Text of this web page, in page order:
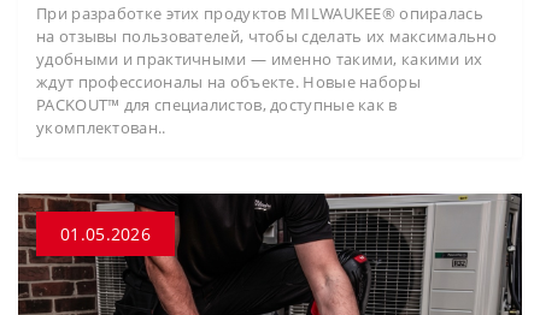
При разработке этих продуктов MILWAUKEE® опиралась
на отзывы пользователей, чтобы сделать их максимально
удобными и практичными — именно такими, какими их
ждут профессионалы на объекте. Новые наборы
PACKOUT™ для специалистов, доступные как в
укомплектован..
01.05.2026